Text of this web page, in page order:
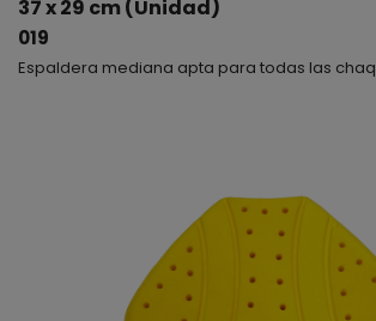
37 x 29 cm (Unidad)
019
Espaldera mediana apta para todas las